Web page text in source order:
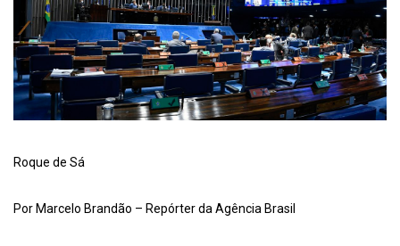
Roque de Sá
Por Marcelo Brandão – Repórter da Agência Brasil